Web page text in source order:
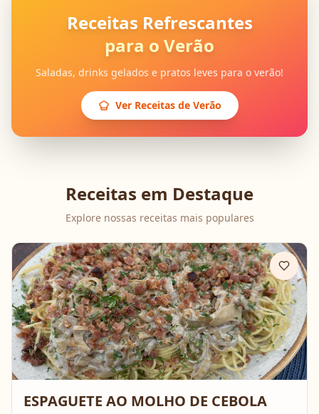
Receitas Refrescantes
para o Verão
Saladas, drinks gelados e pratos leves para o verão!
Ver Receitas de Verão
Receitas em Destaque
Explore nossas receitas mais populares
ESPAGUETE AO MOLHO DE CEBOLA